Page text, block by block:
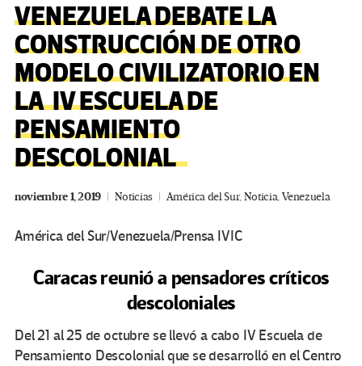
VENEZUELA DEBATE LA
CONSTRUCCIÓN DE OTRO
MODELO CIVILIZATORIO EN
LA IV ESCUELA DE
PENSAMIENTO
DESCOLONIAL
noviembre 1, 2019 Noticias América del Sur,Noticia,Venezuela
América del Sur/Venezuela/Prensa IVIC
Caracas reunió a pensadores críticos
descoloniales
Del 21 al 25 de octubre se llevó a cabo IV Escuela de
Pensamiento Descolonial que se desarrolló en el Centro